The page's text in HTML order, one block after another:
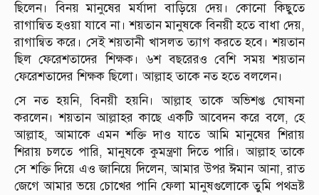
ছিলেন। বিনয় মানুষের মর্যাদা বাড়িয়ে দেয়। কোনো কিছুতে
রাগান্বিত হওয়া যাবে না। শয়তান মানুষকে বিনয়ী হতে বাধা দেয়,
রাগান্বিত করে। সেই শয়তানী খাসলত ত্যাগ করতে হবে। শয়তান
ছিল ফেরেশতাদের শিক্ষক। ৬শ বছরেরও বেশি সময় শয়তান
ফেরেশতাদের শিক্ষক ছিলো। আল্লাহ তাকে নত হতে বললেন।
সে নত হয়নি, বিনয়ী হয়নি। আল্লাহ তাকে অভিশপ্ত ঘোষনা
করলেন। শয়তান আল্লাহর কাছে একটি আবেদন করে বলে, হে
আল্লাহ, আমাকে এমন শক্তি দাও যাতে আমি মানুষের শিরায়
শিরায় চলতে পারি, মানুষকে কুমন্ত্রণা দিতে পারি। আল্লাহ তাকে
সে শক্তি দিয়ে এও জানিয়ে দিলেন, আমার উপর ঈমান আনা, রাত
জেগে আমার ভয়ে চোখের পানি ফেলা মানুষগুলোকে তুমি পথভ্রষ্ট